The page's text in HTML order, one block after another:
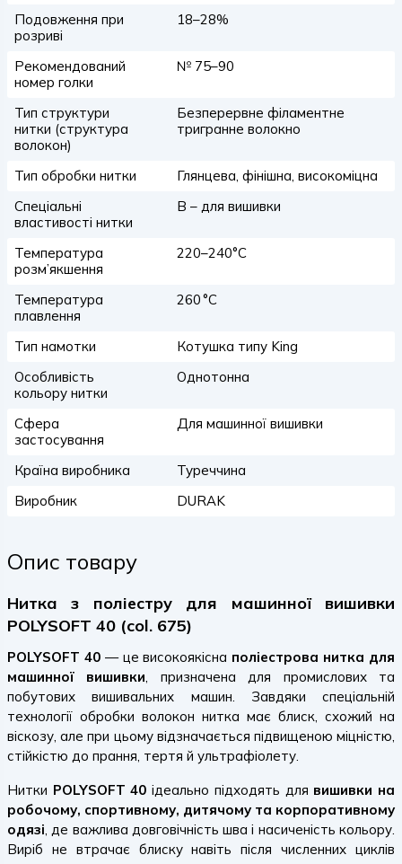
Подовження при
розриві
18–28%
Рекомендований
номер голки
№ 75–90
Тип структури
нитки (структура
волокон)
Безперервне філаментне
тригранне волокно
Тип обробки нитки
Глянцева, фінішна, високоміцна
Спеціальні
властивості нитки
B – для вишивки
Температура
розм’якшення
220–240°C
Температура
плавлення
260 °C
Тип намотки
Котушка типу King
Особливість
кольору нитки
Однотонна
Сфера
застосування
Для машинної вишивки
Країна виробника
Туреччина
Виробник
DURAK
Опис товару
Нитка з поліестру для машинної вишивки
POLYSOFT 40 (col. 675)
POLYSOFT 40— це високоякісна поліестрова нитка для
машинної вишивки, призначена для промислових та
побутових вишивальних машин. Завдяки спеціальній
технології обробки волокон нитка має блиск, схожий на
віскозу, але при цьому відзначається підвищеною міцністю,
стійкістю до прання, тертя й ультрафіолету.
Нитки POLYSOFT 40 ідеально підходять для вишивки на
робочому, спортивному, дитячому та корпоративному
одязі, де важлива довговічність шва і насиченість кольору.
Виріб не втрачає блиску навіть після численних циклів